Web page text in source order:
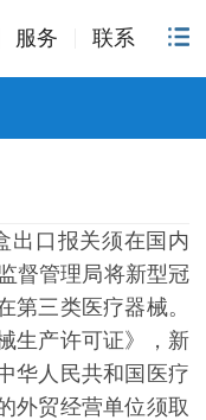
服务 联系
出口报关须在国内
督管理局将新型冠
第三类医疗器械。
生产许可证》，新
华人民共和国医疗
外贸经营单位须取